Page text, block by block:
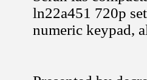
ln22a451 720p
numeric keypad,